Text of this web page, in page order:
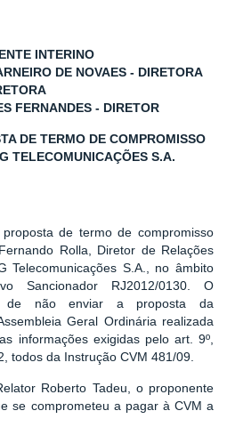
INTERINO
DE NOVAES - DIRETORA
FERNANDES - DIRETOR
DE TERMO DE COMPROMISSO
TELECOMUNICAÇÕES S.A.
de termo de compromisso
Rolla, Diretor de Relações
Telecomunicações S.A., no âmbito
Sancionador RJ2012/0130. O
de não enviar a proposta da
Geral Ordinária realizada
informações exigidas pelo art. 9º,
todos da Instrução CVM 481/09.
Roberto Tadeu, o proponente
se comprometeu a pagar à CVM a